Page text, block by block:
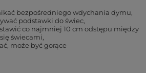
bezpośredniego wdychania dymu
podstawki do świec
co najmniej 10 cm odstępu między
świecami
może być gorące